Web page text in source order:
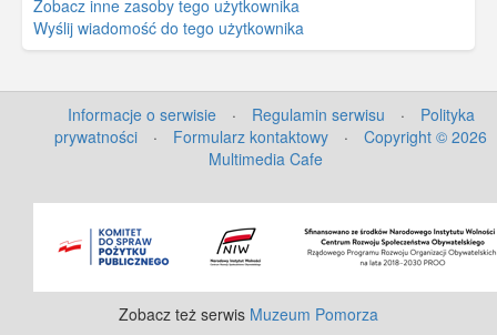
Zobacz inne zasoby tego użytkownika
Wyślij wiadomość do tego użytkownika
Informacje o serwisie · Regulamin serwisu ·
Polityka
prywatności
· Formularz kontaktowy ·
Copyright © 2026
Multimedia Cafe
Zobacz też serwis Muzeum Pomorza